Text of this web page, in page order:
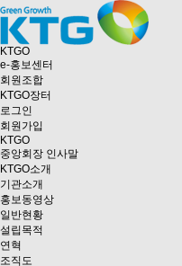
KTGO
e-홍보센터
회원조합
KTGO장터
로그인
회원가입
KTGO
중앙회장 인사말
KTGO소개
기관소개
홍보동영상
일반현황
설립목적
연혁
조직도